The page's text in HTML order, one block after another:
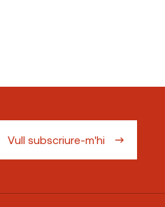
Vull subscriure-m'hi